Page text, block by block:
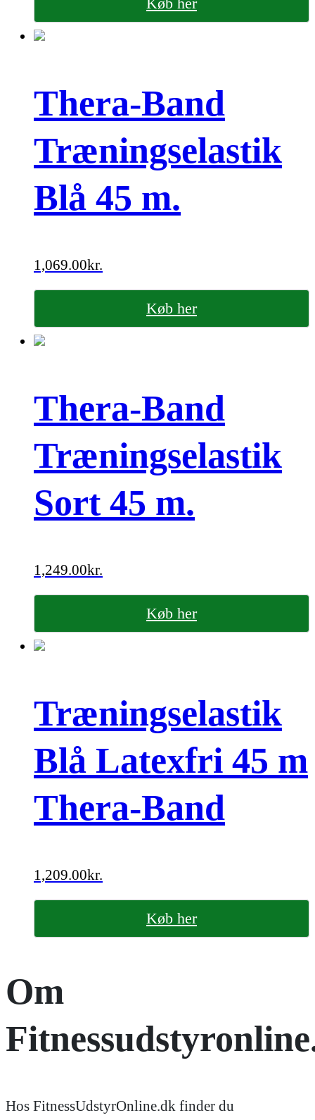
Thera-Band
Træningselastik
Blå 45 m.
1,069.00kr.
Køb her
Thera-Band
Træningselastik
Sort 45 m.
1,249.00kr.
Køb her
Træningselastik
Blå Latexfri 45 m
Thera-Band
1,209.00kr.
Køb her
Om
Hos FitnessUdstyrOnline.dk finder du